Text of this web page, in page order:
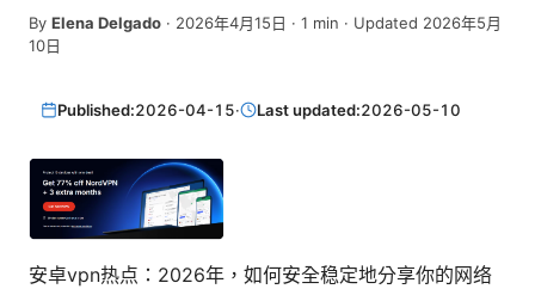
By Elena Delgado · 2026年4月15日 · 1 min · Updated 2026年5月
10日
Published:2026-04-15· Last updated:2026-05-10
安卓vpn热点：2026年，如何安全稳定地分享你的网络